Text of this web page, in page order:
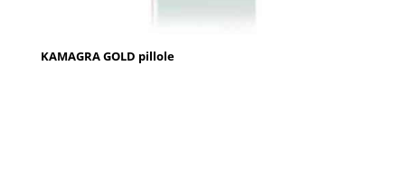
KAMAGRA GOLD pillole